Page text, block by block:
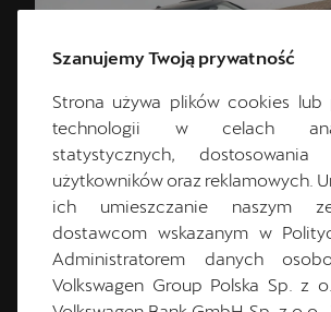
CUPRA TERRAMAR
DOSTĘPNA OD
Szanujemy Twoją prywatność
Strona używa plików cookies lub
technologii w celach
statystycznych,
użytkowników oraz reklamowych.
ich umieszczanie naszym
dostawcom wskazanym w
Administratorem danych
Volkswagen Group Polska Sp. z